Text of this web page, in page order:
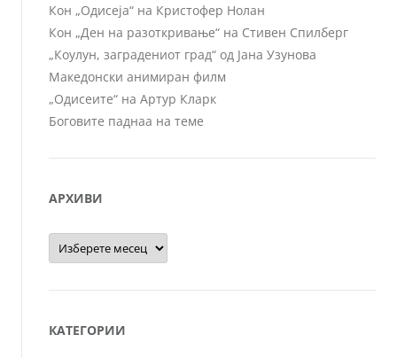
Кон „Одисеја“ на Кристофер Нолан
Кон „Ден на разоткривање“ на Стивен Спилберг
„Коулун, заградениот град“ од Јана Узунова
Македонски анимиран филм
„Одисеите“ на Артур Кларк
Боговите паднаа на теме
АРХИВИ
Архиви
КАТЕГОРИИ